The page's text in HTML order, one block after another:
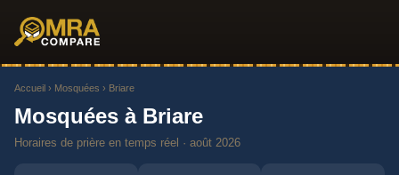
Accueil › Mosquées › Briare
Mosquées à Briare
Horaires de prière en temps réel · août 2026